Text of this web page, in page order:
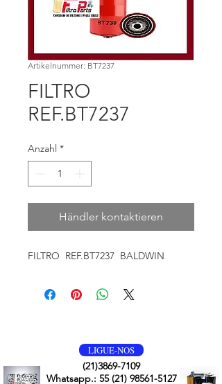
Artikelnummer: BT7237
FILTRO
REF.BT7237
Anzahl *
Händler kontaktieren
FILTRO REF.BT7237 BALDWIN
LIGUE-NOS
(21)3869-7109
Whatsapp.: 55 (21) 98561-5127